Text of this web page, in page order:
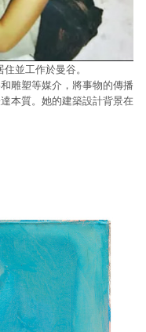
並工作於曼谷。
雕塑等媒介，將事物的傳播
本質。她的建築設計背景在